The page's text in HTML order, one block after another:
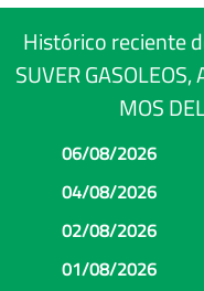
Histórico reciente
SUVER
MOS
PrecioCambio
06/08/2026
04/08/2026
02/08/2026
01/08/2026